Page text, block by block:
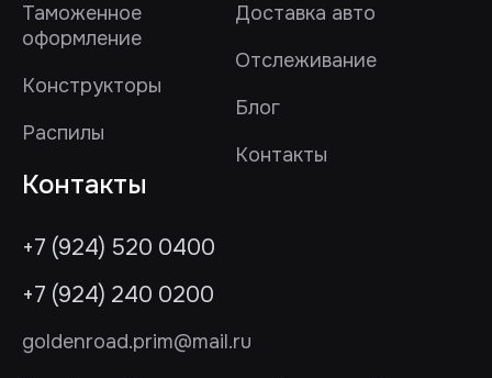
Таможенное
оформление
Конструкторы
Распилы
Доставка авто
Отслеживание
Блог
Контакты
Контакты
+7 (924) 520 0400
+7 (924) 240 0200
goldenroad.prim@mail.ru